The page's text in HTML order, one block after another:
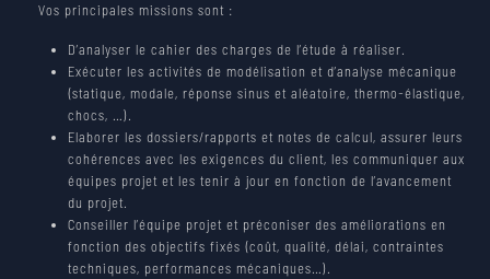
WORK AT MECANO ID
JOB OFFERS
CONTACT
NEWS
PARTNERS
Vos principales missions sont :
D’analyser le cahier des charges de l’étude à réaliser.
Exécuter les activités de modélisation et d’analyse mécanique
(statique, modale, réponse sinus et aléatoire, thermo-élastique,
chocs, …).
Elaborer les dossiers/rapports et notes de calcul, assurer leurs
cohérences avec les exigences du client, les communiquer aux
équipes projet et les tenir à jour en fonction de l’avancement
du projet.
Conseiller l’équipe projet et préconiser des améliorations en
fonction des objectifs fixés (coût, qualité, délai, contraintes
techniques, performances mécaniques…).